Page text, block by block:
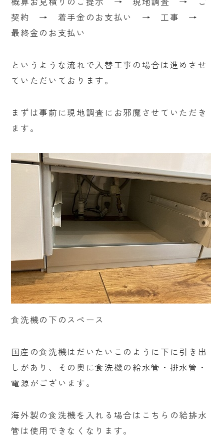
契約 → 着手金のお支払い → 工事 →
最終金のお支払い
というような流れで入替工事の場合は進めさせ
ていただいております。
まずは事前に現地調査にお邪魔させていただき
ます。
食洗機の下のスペース
国産の食洗機はだいたいこのように下に引き出
しがあり、その奥に食洗機の給水管・排水管・
電源がございます。
海外製の食洗機を入れる場合はこちらの給排水
管は使用できなくなります。